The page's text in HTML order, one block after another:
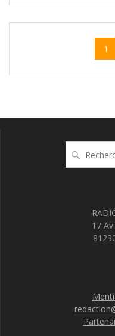
articles
1
pour
17